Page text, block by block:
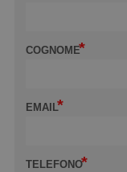
COGNOME
EMAIL
TELEFONO